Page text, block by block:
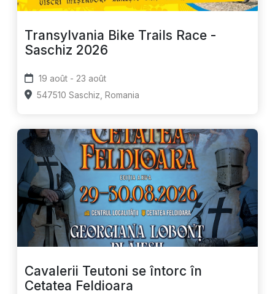
Transylvania Bike Trails Race -
Saschiz 2026
19 août - 23 août
547510 Saschiz, Romania
Cavalerii Teutoni se întorc în
Cetatea Feldioara